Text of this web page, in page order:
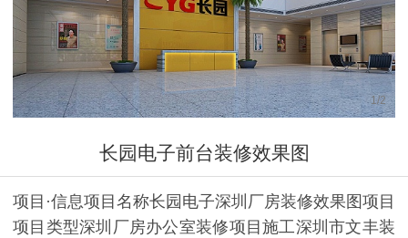
1/2
长园电子前台装修效果图
项目·信息项目名称长园电子深圳厂房装修效果图项目
项目类型深圳厂房办公室装修项目施工深圳市文丰装